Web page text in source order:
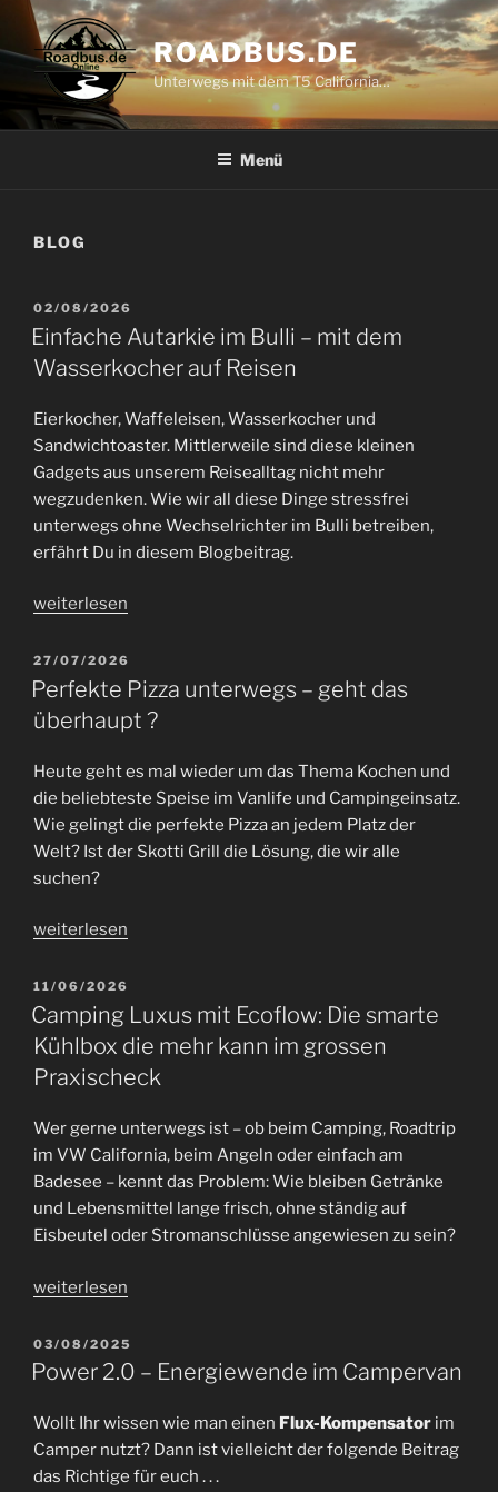
Zum
Inhalt
springen
ROADBUS.DE
Unterwegs mit dem T5 California…
Menü
BLOG
VERÖFFENTLICHT
AM
02/08/2026
Einfache Autarkie im Bulli – mit dem
Wasserkocher auf Reisen
Eierkocher, Waffeleisen, Wasserkocher und
Sandwichtoaster. Mittlerweile sind diese kleinen
Gadgets aus unserem Reisealltag nicht mehr
wegzudenken. Wie wir all diese Dinge stressfrei
unterwegs ohne Wechselrichter im Bulli betreiben,
erfährt Du in diesem Blogbeitrag.
„Einfache
im
Bulli
–
mit
dem
Wasserkocher
auf
Reisen“
weiterlesen
VERÖFFENTLICHT
AM
27/07/2026
Perfekte Pizza unterwegs – geht das
überhaupt ?
Heute geht es mal wieder um das Thema Kochen und
die beliebteste Speise im Vanlife und Campingeinsatz.
Wie gelingt die perfekte Pizza an jedem Platz der
Welt? Ist der Skotti Grill die Lösung, die wir alle
suchen?
„Perfekte
unterwegs
–
geht
überhaupt
weiterlesen
VERÖFFENTLICHT
AM
11/06/2026
Camping Luxus mit Ecoflow: Die smarte
Kühlbox die mehr kann im grossen
Praxischeck
Wer gerne unterwegs ist – ob beim Camping, Roadtrip
im VW California, beim Angeln oder einfach am
Badesee – kennt das Problem: Wie bleiben Getränke
und Lebensmittel lange frisch, ohne ständig auf
Eisbeutel oder Stromanschlüsse angewiesen zu sein?
„Camping
mit
Ecoflow:
smarte
Kühlbox
die
weiterlesen
VERÖFFENTLICHT
AM
03/08/2025
Power 2.0 – Energiewende im Campervan
Wollt Ihr wissen wie man einen Flux-Kompensator im
Camper nutzt? Dann ist vielleicht der folgende Beitrag
das Richtige für euch . . .